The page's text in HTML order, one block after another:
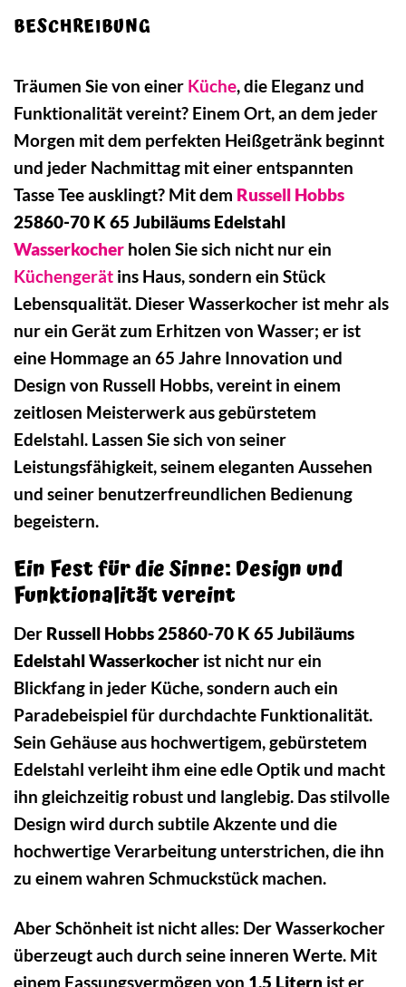
BESCHREIBUNG
Träumen Sie von einer Küche, die Eleganz und
Funktionalität vereint? Einem Ort, an dem jeder
Morgen mit dem perfekten Heißgetränk beginnt
und jeder Nachmittag mit einer entspannten
Tasse Tee ausklingt? Mit dem Russell Hobbs
25860-70 K 65 Jubiläums Edelstahl
Wasserkocher holen Sie sich nicht nur ein
Küchengerät ins Haus, sondern ein Stück
Lebensqualität. Dieser Wasserkocher ist mehr als
nur ein Gerät zum Erhitzen von Wasser; er ist
eine Hommage an 65 Jahre Innovation und
Design von Russell Hobbs, vereint in einem
zeitlosen Meisterwerk aus gebürstetem
Edelstahl. Lassen Sie sich von seiner
Leistungsfähigkeit, seinem eleganten Aussehen
und seiner benutzerfreundlichen Bedienung
begeistern.
Ein Fest für die Sinne: Design und
Funktionalität vereint
Der Russell Hobbs 25860-70 K 65 Jubiläums
Edelstahl Wasserkocher ist nicht nur ein
Blickfang in jeder Küche, sondern auch ein
Paradebeispiel für durchdachte Funktionalität.
Sein Gehäuse aus hochwertigem, gebürstetem
Edelstahl verleiht ihm eine edle Optik und macht
ihn gleichzeitig robust und langlebig. Das stilvolle
Design wird durch subtile Akzente und die
hochwertige Verarbeitung unterstrichen, die ihn
zu einem wahren Schmuckstück machen.
Aber Schönheit ist nicht alles: Der Wasserkocher
überzeugt auch durch seine inneren Werte. Mit
einem Fassungsvermögen von 1,5 Litern ist er